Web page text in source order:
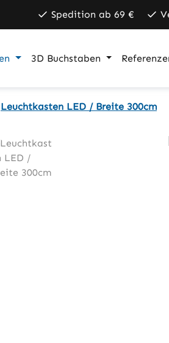
Spedition ab 69 €
3D Buchstaben
Leuchtkasten LED / Breite 300cm